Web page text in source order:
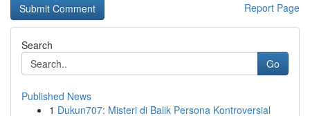
Report Page
Search
Go
Published News
1 Dukun707: Misteri di Balik Persona Kontroversial